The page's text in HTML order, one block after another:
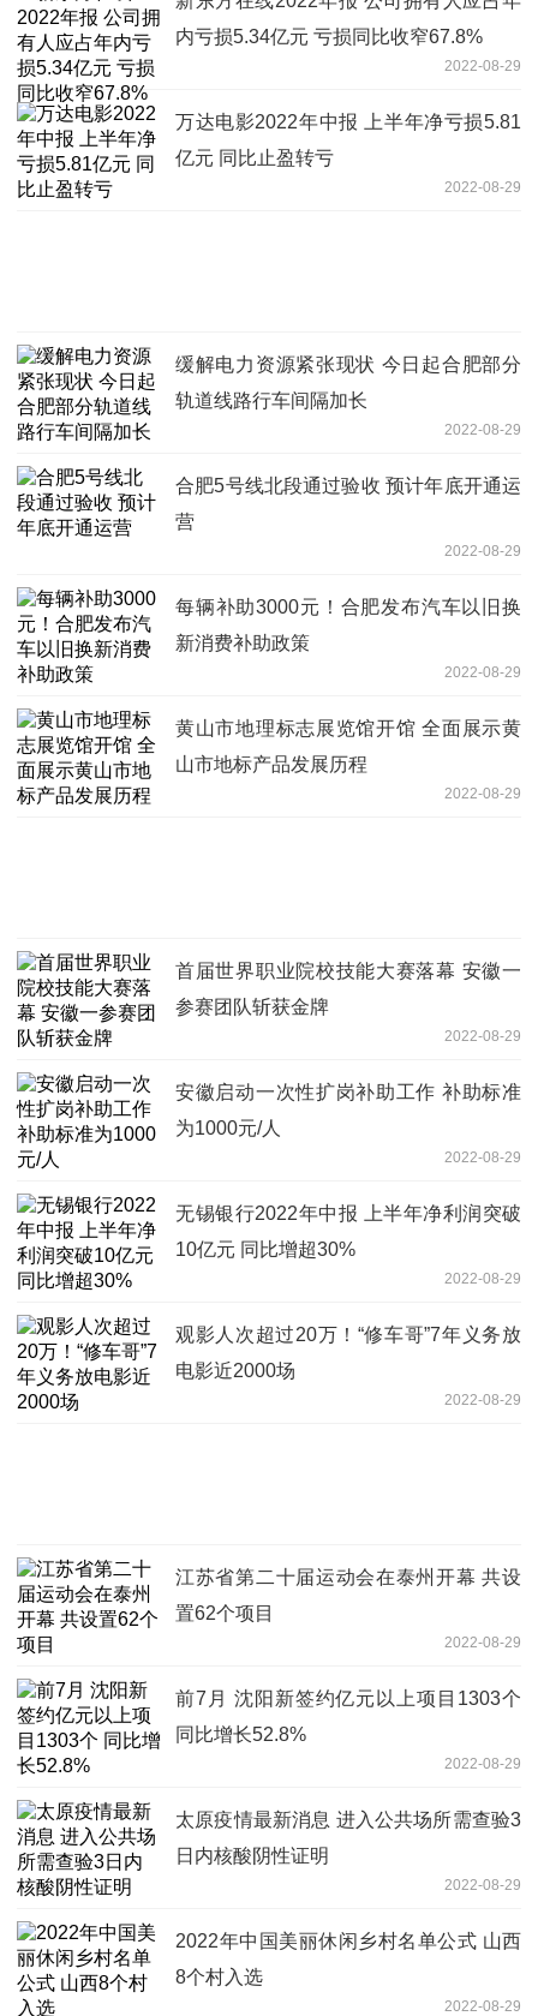
内亏损5.34亿元 亏损同比收窄67.8%
2022-08-29
万达电影2022年中报 上半年净亏损5.81
亿元 同比止盈转亏
2022-08-29
缓解电力资源紧张现状 今日起合肥部分
轨道线路行车间隔加长
2022-08-29
合肥5号线北段通过验收 预计年底开通运
营
2022-08-29
每辆补助3000元！合肥发布汽车以旧换
新消费补助政策
2022-08-29
黄山市地理标志展览馆开馆 全面展示黄
山市地标产品发展历程
2022-08-29
首届世界职业院校技能大赛落幕 安徽一
参赛团队斩获金牌
2022-08-29
安徽启动一次性扩岗补助工作 补助标准
为1000元/人
2022-08-29
无锡银行2022年中报 上半年净利润突破
10亿元 同比增超30%
2022-08-29
观影人次超过20万！“修车哥”7年义务放
电影近2000场
2022-08-29
江苏省第二十届运动会在泰州开幕 共设
置62个项目
2022-08-29
前7月 沈阳新签约亿元以上项目1303个
同比增长52.8%
2022-08-29
太原疫情最新消息 进入公共场所需查验3
日内核酸阴性证明
2022-08-29
2022年中国美丽休闲乡村名单公式 山西
8个村入选
2022-08-29